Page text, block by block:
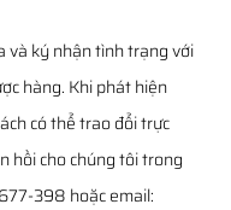
và ký nhận tình trạng với
hàng. Khi phát hiện
có thể trao đổi trực
hồi cho chúng tôi trong
398 hoặc email: